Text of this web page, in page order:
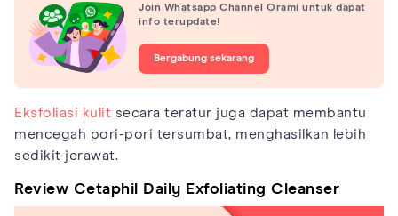
Join Whatsapp Channel Orami untuk dapat
info terupdate!
Bergabung sekarang
Eksfoliasi kulit secara teratur juga dapat membantu
mencegah pori-pori tersumbat, menghasilkan lebih
sedikit jerawat.
Review Cetaphil Daily Exfoliating Cleanser